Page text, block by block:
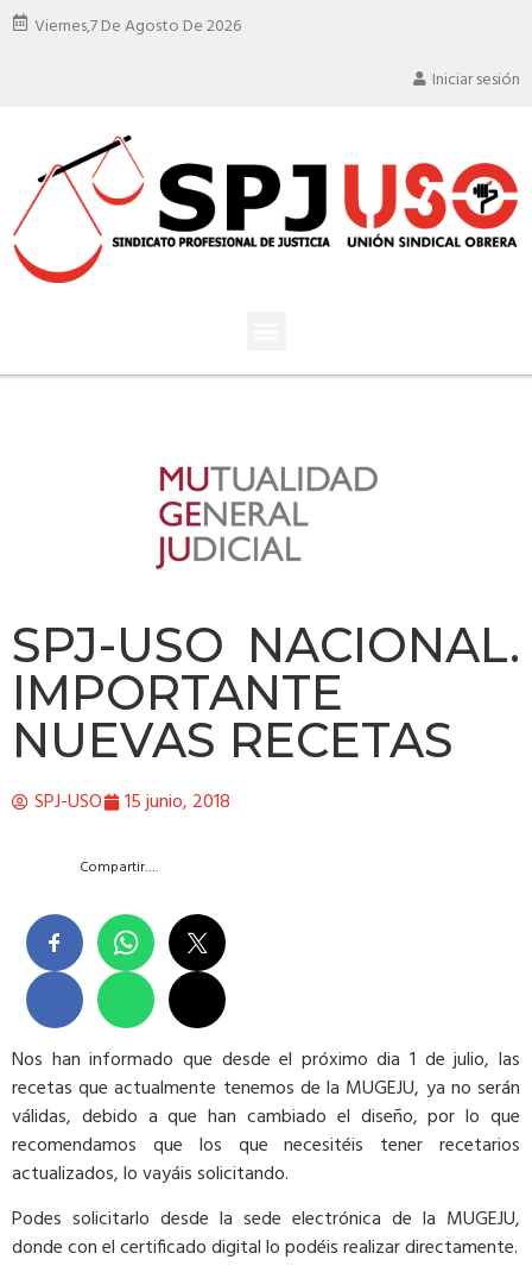
Viernes,7 De Agosto De 2026
Iniciar sesión
SPJ-USO NACIONAL.
IMPORTANTE
NUEVAS RECETAS
SPJ-USO 15 junio, 2018
Compartir….
Nos han informado que desde el próximo dia 1 de julio, las
recetas que actualmente tenemos de la MUGEJU, ya no serán
válidas, debido a que han cambiado el diseño, por lo que
recomendamos que los que necesitéis tener recetarios
actualizados, lo vayáis solicitando.
Podes solicitarlo desde la sede electrónica de la MUGEJU,
donde con el certificado digital lo podéis realizar directamente.